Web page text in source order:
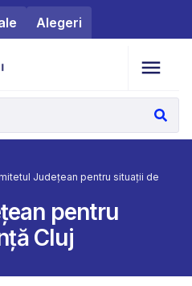
Alegeri
Județean pentru situații de
pentru
Cluj